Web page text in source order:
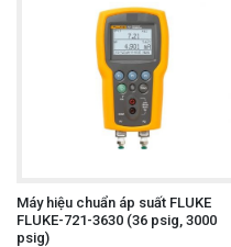
Máy hiệu chuẩn áp suất FLUKE
FLUKE-721-3630 (36 psig, 3000
psig)